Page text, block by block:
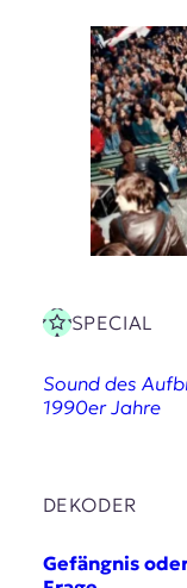
SPECIAL
Sound des
1990er Jahre
DEKODER
Gefängnis